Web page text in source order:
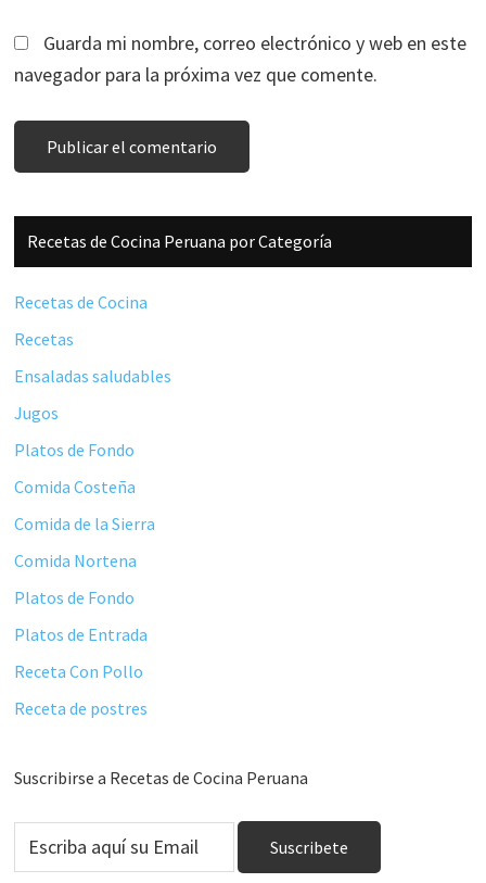
Guarda mi nombre, correo electrónico y web en este
navegador para la próxima vez que comente.
Barra
lateral
principal
Recetas de Cocina Peruana por Categoría
Recetas de Cocina
Recetas
Ensaladas saludables
Jugos
Platos de Fondo
Comida Costeña
Comida de la Sierra
Comida Nortena
Platos de Fondo
Platos de Entrada
Receta Con Pollo
Receta de postres
Suscribirse a Recetas de Cocina Peruana